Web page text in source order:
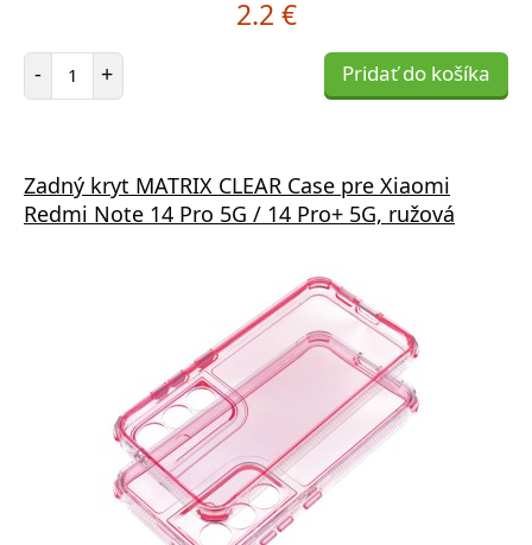
2.2 €
- Počet položiek
+ Pridať do košíka
Zadný kryt MATRIX CLEAR Case pre Xiaomi
Redmi Note 14 Pro 5G / 14 Pro+ 5G, ružová